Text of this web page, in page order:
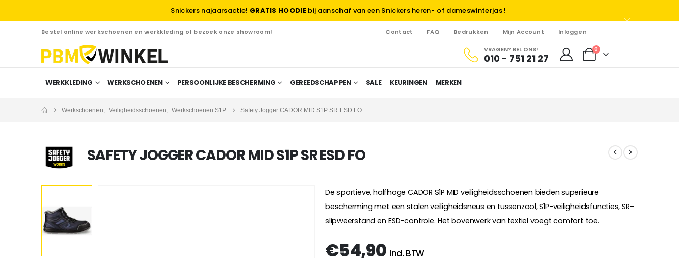
Snickers najaarsactie! GRATIS HOODIE bij aanschaf van een Snickers heren- of dameswinterjas !
Bestel online werkschoenen en werkkleding of bezoek onze showroom! Contact FAQ Bedrukken Mijn Account Inloggen
VRAGEN? BEL ONS!
010 - 751 21 27
0
WERKKLEDING WERKSCHOENEN PERSOONLIJKE BESCHERMING GEREEDSCHAPPEN SALE KEURINGEN MERKEN
Werkschoenen, Veiligheidsschoenen, Werkschoenen S1P Safety Jogger CADOR MID S1P SR ESD FO
SAFETY JOGGER CADOR MID S1P SR ESD FO
De sportieve, halfhoge CADOR S1P MID veiligheidsschoenen bieden superieure
bescherming met een stalen veiligheidsneus en tussenzool, S1P-veiligheidsfuncties, SR-
slipweerstand en ESD-controle. Het bovenwerk van textiel voegt comfort toe.
€54,90 Incl. BTW